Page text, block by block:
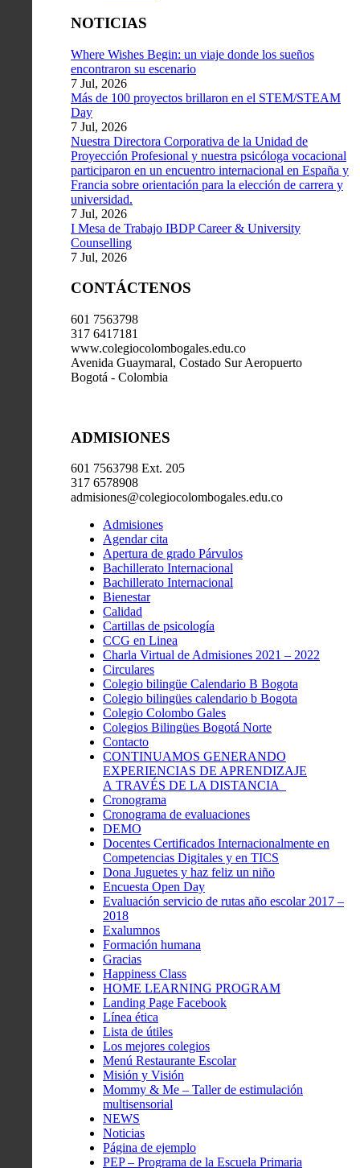
NOTICIAS
Where Wishes Begin: un viaje donde los sueños
encontraron su escenario
7 Jul, 2026
Más de 100 proyectos brillaron en el STEM/STEAM
Day
7 Jul, 2026
Nuestra Directora Corporativa de la Unidad de
Proyección Profesional y nuestra psicóloga vocacional
participaron en un encuentro internacional en España y
Francia sobre orientación para la elección de carrera y
universidad.
7 Jul, 2026
I Mesa de Trabajo IBDP Career & University
Counselling
7 Jul, 2026
CONTÁCTENOS
601 7563798
317 6417181
www.colegiocolombogales.edu.co
Avenida Guaymaral, Costado Sur Aeropuerto
Bogotá - Colombia
ADMISIONES
601 7563798 Ext. 205
317 6578908
admisiones@colegiocolombogales.edu.co
Admisiones
Agendar cita
Apertura de grado Párvulos
Bachillerato Internacional
Bachillerato Internacional
Bienestar
Calidad
Cartillas de psicología
CCG en Linea
Charla Virtual de Admisiones 2021 – 2022
Circulares
Colegio bilingüe Calendario B Bogota
Colegio bilingües calendario b Bogota
Colegio Colombo Gales
Colegios Bilingües Bogotá Norte
Contacto
CONTINUAMOS GENERANDO
EXPERIENCIAS DE APRENDIZAJE
A TRAVÉS DE LA DISTANCIA
Cronograma
Cronograma de evaluaciones
DEMO
Docentes Certificados Internacionalmente en
Competencias Digitales y en TICS
Dona Juguetes y haz feliz un niño
Encuesta Open Day
Evaluación servicio de rutas año escolar 2017 –
2018
Exalumnos
Formación humana
Gracias
Happiness Class
HOME LEARNING PROGRAM
Landing Page Facebook
Línea ética
Lista de útiles
Los mejores colegios
Menú Restaurante Escolar
Misión y Visión
Mommy & Me – Taller de estimulación
multisensorial
NEWS
Noticias
Página de ejemplo
PEP – Programa de la Escuela Primaria